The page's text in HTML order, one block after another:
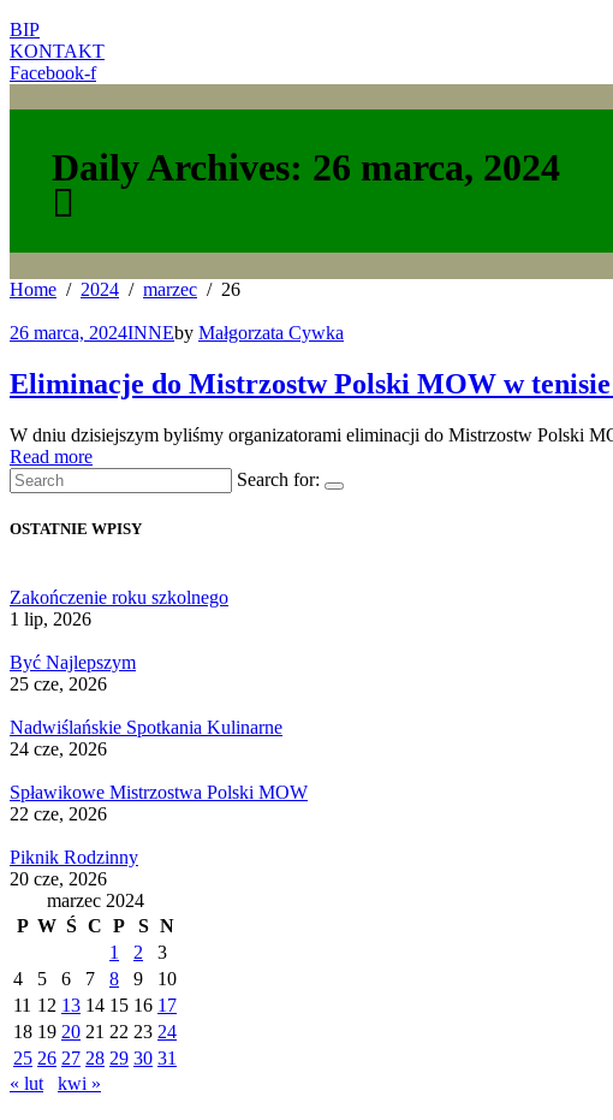
BIP
KONTAKT
Facebook-f
Daily Archives: 26 marca, 2024
Home 2024 marzec 26
26 marca, 2024INNEby Małgorzata Cywka
Eliminacje do Mistrzostw Polski MOW w tenisie
W dniu dzisiejszym byliśmy organizatorami eliminacji do Mistrzostw Polski
Read more
Search for:
OSTATNIE WPISY
Zakończenie roku szkolnego
1 lip, 2026
Być Najlepszym
25 cze, 2026
Nadwiślańskie Spotkania Kulinarne
24 cze, 2026
Spławikowe Mistrzostwa Polski MOW
22 cze, 2026
Piknik Rodzinny
20 cze, 2026
marzec 2024
P W Ś C P S N
1
2
3
4
5 6 7 8 9
10
11 12 13 14 15 16 17
18 19 20 21 22 23 24
25 26 27 28 29 30 31
« lut
kwi »